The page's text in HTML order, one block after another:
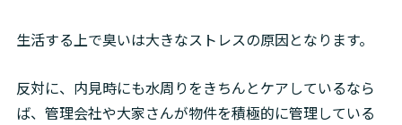
生活する上で臭いは大きなストレスの原因となります。
反対に、内見時にも水周りをきちんとケアしているなら
ば、管理会社や大家さんが物件を積極的に管理している